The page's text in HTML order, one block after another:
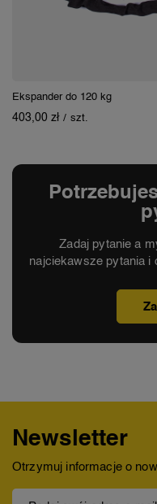
Ekspander do 120 kg
403,00 zł / szt.
Zadaj pytanie a
najciekawsze pytania i
Newsletter
Otrzymuj informacje o